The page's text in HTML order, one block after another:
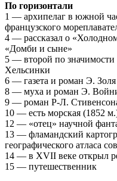
По горизонтали
1 — архипелаг в южной
французского
4 — рассказал о
«Домби и сыне»
5 — второй по
Хельсинки
6 — газета и роман Э. Золя
8 — муха и роман Э.
9 — роман Р-Л.
10 — есть морская (1852
12 — «отец» научной
13 — фламандский
географического атласа
14 — в XVII веке открыл
15 — путешественник